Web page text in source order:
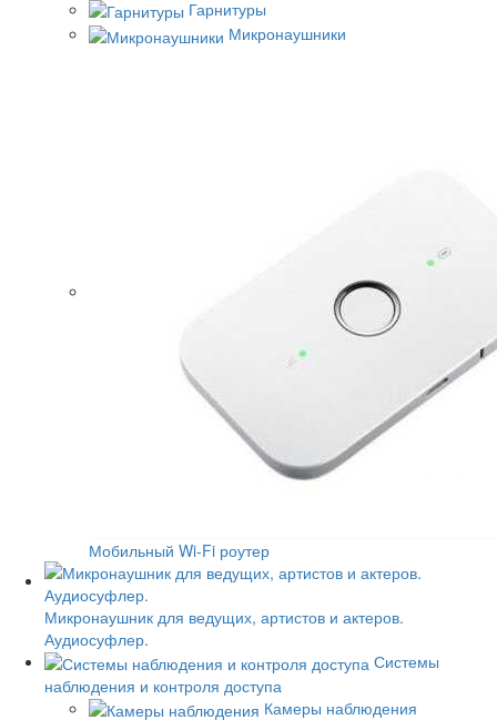
Гарнитуры
Микронаушники
Мобильный Wi-Fi роутер
Микронаушник для ведущих, артистов и актеров.
Аудиосуфлер.
Системы
наблюдения и контроля доступа
Камеры наблюдения